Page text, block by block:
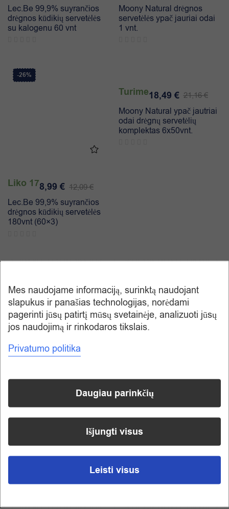
Lec.Be 99,9% suyrančios
drėgnos kūdikių servetėlės
su kalogenu 60 vnt
Moony Natural drėgnos
servetėlės ypač jauriai odai
1 vnt.
-26%
12,09€
8,99 €
Liko 17
Lec.Be 99,9% suyrančios
drėgnos kūdikių servetėlės
180vnt (60×3)
21,16€
18,49 €
Turime
Moony Natural ypač jautriai
odai drėgnų servetėlių
komplektas 6x50vnt.
30,24€
21,99€
Turime
Moony drėgnų servetėlių
komplektas 8x76vnt.
30,24€
21,99€
Turime
Moony drėgnų servetėlių
komplektas, jautriai odai
8x64vnt.
Mes naudojame informaciją, surinktą naudojant
slapukus ir panašias technologijas, norėdami
pagerinti jūsų patirtį mūsų svetainėje, analizuoti jūsų
jos naudojimą ir rinkodaros tikslais.
Privatumo politika
Daugiau parinkčių
Išjungti visus
Leisti visus